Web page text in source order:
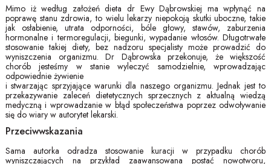
Mimo iż według założeń dieta dr Ewy Dąbrowskiej ma wpłynąć na
poprawę stanu zdrowia, to wielu lekarzy niepokoją skutki uboczne, takie
jak osłabienie, utrata odporności, bóle głowy, stawów, zaburzenia
hormonalne i termoregulacji, biegunki, wypadanie włosów. Długotrwałe
stosowanie takiej diety, bez nadzoru specjalisty może prowadzić do
wyniszczenia organizmu. Dr Dąbrowska przekonuje, że większość
chorób jesteśmy w stanie wyleczyć samodzielnie, wprowadzając
odpowiednie żywienie
i stwarzając sprzyjające warunki dla naszego organizmu. Jednak jest to
przekazywanie zaleceń dietetycznych sprzecznych z aktualną wiedzą
medyczną i wprowadzanie w błąd społeczeństwa poprzez odwoływanie
się do wiary w autorytet lekarski.
Przeciwwskazania
Sama autorka odradza stosowanie kuracji w przypadku chorób
wyniszczających na przykład zaawansowana postać nowotworu,